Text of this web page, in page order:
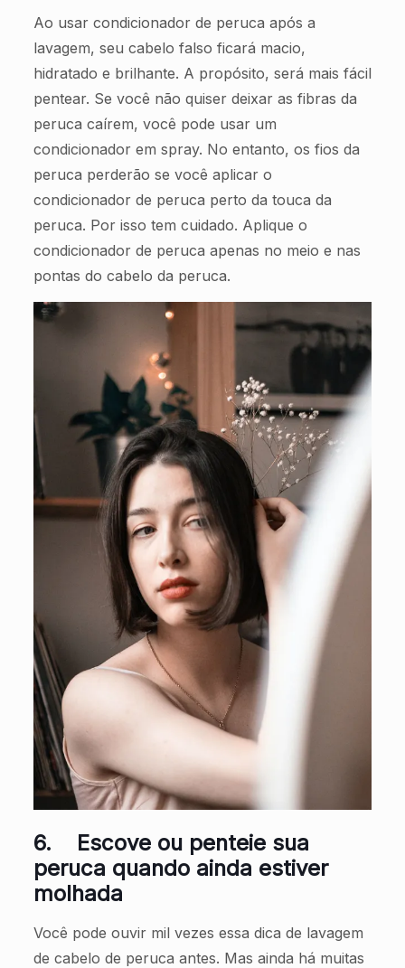
Ao usar condicionador de peruca após a
lavagem, seu cabelo falso ficará macio,
hidratado e brilhante. A propósito, será mais fácil
pentear. Se você não quiser deixar as fibras da
peruca caírem, você pode usar um
condicionador em spray. No entanto, os fios da
peruca perderão se você aplicar o
condicionador de peruca perto da touca da
peruca. Por isso tem cuidado. Aplique o
condicionador de peruca apenas no meio e nas
pontas do cabelo da peruca.
6. Escove ou penteie sua
peruca quando ainda estiver
molhada
Você pode ouvir mil vezes essa dica de lavagem
de cabelo de peruca antes. Mas ainda há muitas